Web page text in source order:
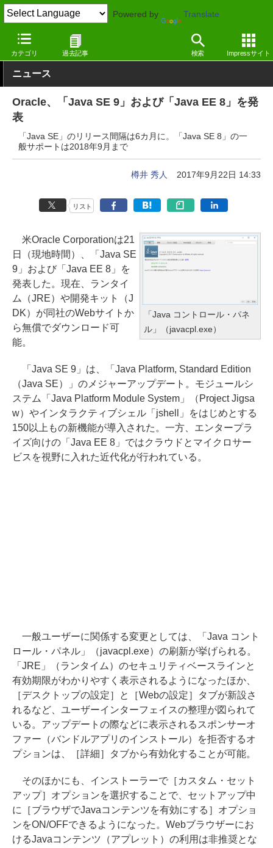
Powered by Translate
カテゴリ 過去記事 検索 Impressサイト
窓の杜 システム・ファイル Windows
ニュース
Oracle、「Java SE 9」および「Java EE 8」を発
表
「Java SE」のリリース間隔は6カ月に。「Java SE 8」の一
般サポートは2018年9月まで
樽井 秀人 2017年9月22日 14:33
リスト
「Java コントロール・パネ
ル」（javacpl.exe）
米Oracle Corporationは21
日（現地時間）、「Java SE
9」および「Java EE 8」を
発表した。現在、ランタイ
ム（JRE）や開発キット（J
DK）が同社のWebサイトか
ら無償でダウンロード可
能。
「Java SE 9」は、「Java Platform, Standard Edition
（Java SE）」のメジャーアップデート。モジュールシ
ステム「Java Platform Module System」（Project Jigsa
w）やインタラクティブシェル「jshell」をはじめとする
150以上もの新機能が導入された。一方、エンタープラ
イズ向けの「Java EE 8」ではクラウドとマイクロサー
ビスを視野に入れた近代化が行われている。
一般ユーザーに関係する変更としては、「Java コント
ロール・パネル」（javacpl.exe）の刷新が挙げられる。
「JRE」（ランタイム）のセキュリティベースラインと
有効期限がわかりやすく表示されるようになったほか、
［デスクトップの設定］と［Webの設定］タブが新設さ
れるなど、ユーザーインターフェイスの整理が図られて
いる。アップデートの際などに表示されるスポンサーオ
ファー（バンドルアプリのインストール）を拒否するオ
プションは、［詳細］タブから有効化することが可能。
そのほかにも、インストーラーで［カスタム・セット
アップ］オプションを選択することで、セットアップ中
に［ブラウザでJavaコンテンツを有効にする］オプショ
ンをON/OFFできるようになった。Webブラウザーにお
けるJavaコンテンツ（アプレット）の利用は非推奨とな